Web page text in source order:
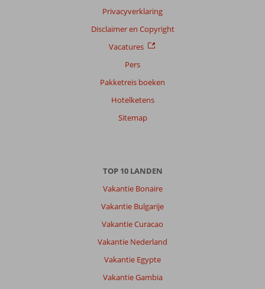
Privacyverklaring
Disclaimer en Copyright
Vacatures
Pers
Pakketreis boeken
Hotelketens
Sitemap
TOP 10 LANDEN
Vakantie Bonaire
Vakantie Bulgarije
Vakantie Curacao
Vakantie Nederland
Vakantie Egypte
Vakantie Gambia